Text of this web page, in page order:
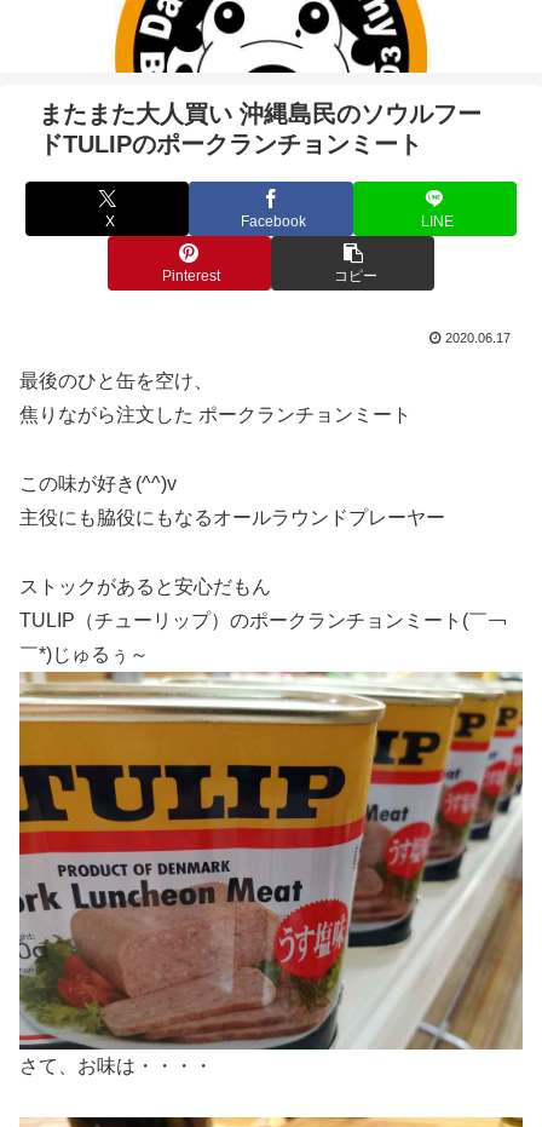
またまた大人買い 沖縄島民のソウルフー
ドTULIPのポークランチョンミート
X Facebook LINE
Pinterest コピー
2020.06.17
最後のひと缶を空け、
焦りながら注文した ポークランチョンミート
この味が好き(^^)v
主役にも脇役にもなるオールラウンドプレーヤー
ストックがあると安心だもん
TULIP（チューリップ）のポークランチョンミート(￣￢
￣*)じゅるぅ～
さて、お味は・・・・